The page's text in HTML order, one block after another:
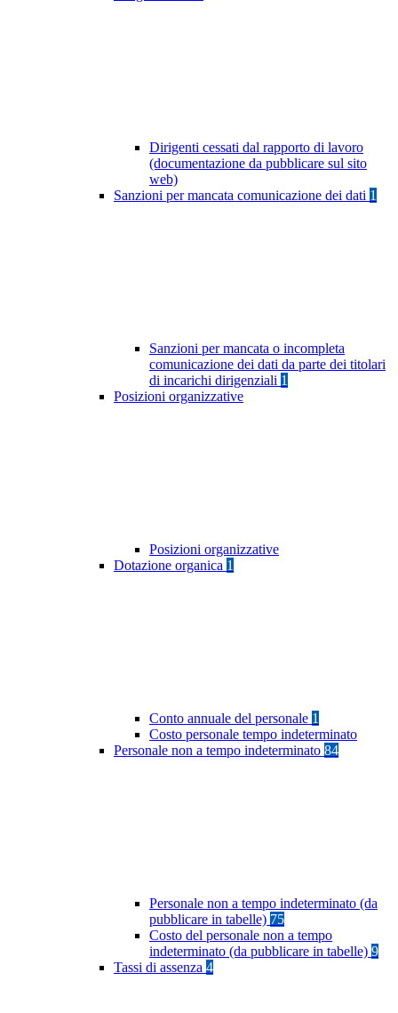
Dirigenti cessati dal rapporto di lavoro
(documentazione da pubblicare sul sito
web)
Sanzioni per mancata comunicazione dei dati 1
Sanzioni per mancata o incompleta
comunicazione dei dati da parte dei titolari
di incarichi dirigenziali 1
Posizioni organizzative
Posizioni organizzative
Dotazione organica 1
Conto annuale del personale 1
Costo personale tempo indeterminato
Personale non a tempo indeterminato 84
Personale non a tempo indeterminato (da
pubblicare in tabelle) 75
Costo del personale non a tempo
indeterminato (da pubblicare in tabelle) 9
Tassi di assenza 4